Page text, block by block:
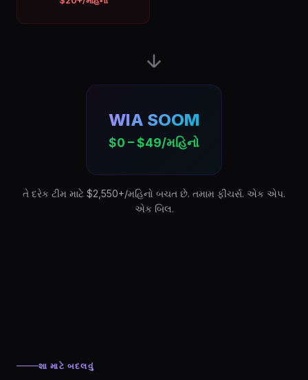
WIA SOOM
$0 – $49/મહિનો
તે દરેક ટીમ માટે $2,550+/મહિનો બચત છે. તમામ ફીચર્સ. એક એપ.
એક બિલ.
શા માટે બદલવું